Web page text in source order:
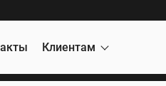
Клиентам